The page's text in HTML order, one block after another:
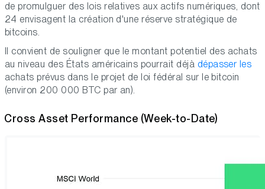
de promulguer des lois relatives aux actifs numériques, dont
24 envisagent la création d'une réserve stratégique de
bitcoins.
Il convient de souligner que le montant potentiel des achats
au niveau des États américains pourrait déjà dépasser les
achats prévus dans le projet de loi fédéral sur le bitcoin
(environ 200 000 BTC par an).
Cross Asset Performance (Week-to-Date)